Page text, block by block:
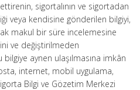
ettirenin, sigortalının ve sigortadan
veya kendisine gönderilen bilgiyi,
makul bir süre incelemesine
ve değiştirilmeden
bilgiye aynen ulaşılmasına imkân
internet, mobil uygulama,
Bilgi ve Gözetim Merkezi